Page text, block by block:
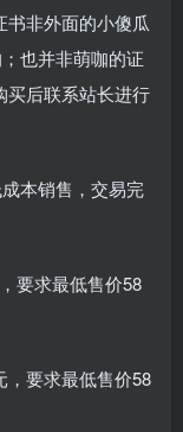
非外面的小傻瓜
也并非萌咖的证
买后联系站长进行
本销售，交易完
要求最低售价58
，要求最低售价58